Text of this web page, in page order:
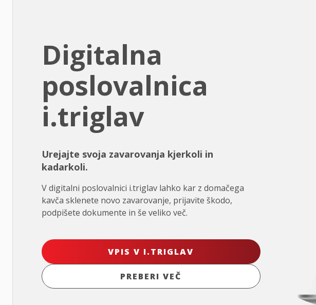
Digitalna
poslovalnica
i.triglav
Urejajte svoja zavarovanja kjerkoli in
kadarkoli.
V digitalni poslovalnici i.triglav lahko kar z domačega
kavča sklenete novo zavarovanje, prijavite škodo,
podpišete dokumente in še veliko več.
VPIS V I.TRIGLAV
PREBERI VEČ